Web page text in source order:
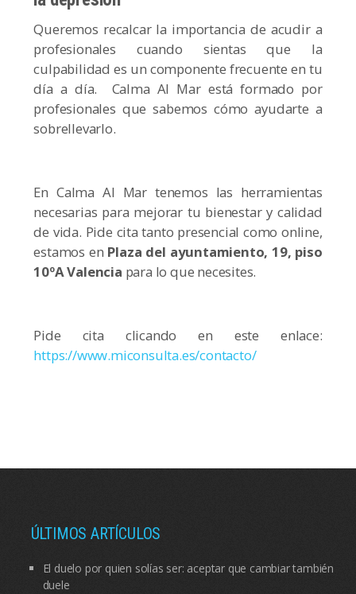
Queremos recalcar la importancia de acudir a
profesionales cuando sientas que la
culpabilidad es un componente frecuente en tu
día a día. Calma Al Mar está formado por
profesionales que sabemos cómo ayudarte a
sobrellevarlo.
En Calma Al Mar tenemos las herramientas
necesarias para mejorar tu bienestar y calidad
de vida. Pide cita tanto presencial como online,
estamos en Plaza del ayuntamiento, 19, piso
10ºA Valencia para lo que necesites.
Pide cita clicando en este enlace:
https://www.miconsulta.es/contacto/
ÚLTIMOS ARTÍCULOS
El duelo por quien solías ser: aceptar que cambiar también
duele